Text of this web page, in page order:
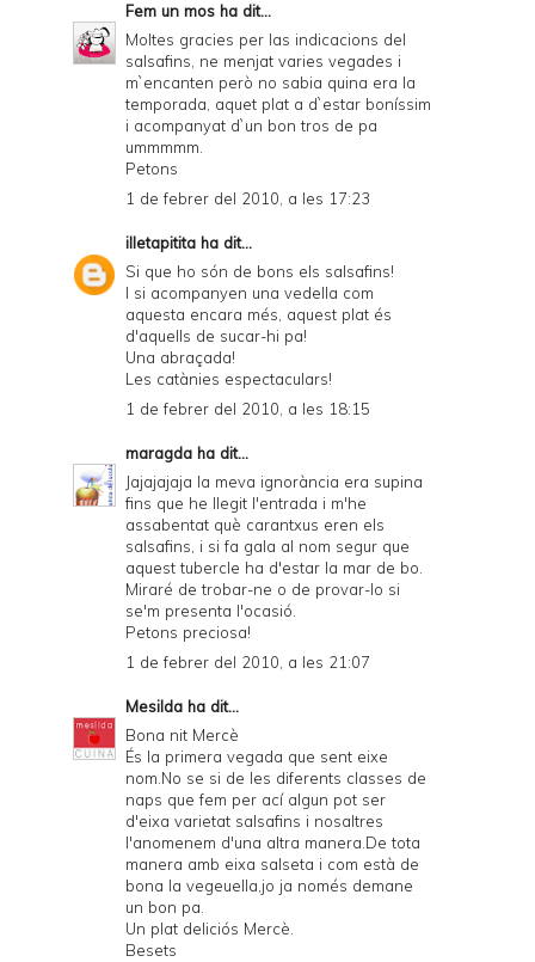
Fem un mos ha dit...
Moltes gracies per las indicacions del
salsafins, ne menjat varies vegades i
m`encanten però no sabia quina era la
temporada, aquet plat a d`estar boníssim
i acompanyat d`un bon tros de pa
ummmmm.
Petons
1 de febrer del 2010, a les 17:23
illetapitita ha dit...
Si que ho són de bons els salsafins!
I si acompanyen una vedella com
aquesta encara més, aquest plat és
d'aquells de sucar-hi pa!
Una abraçada!
Les catànies espectaculars!
1 de febrer del 2010, a les 18:15
maragda ha dit...
Jajajajaja la meva ignorància era supina
fins que he llegit l'entrada i m'he
assabentat què carantxus eren els
salsafins, i si fa gala al nom segur que
aquest tubercle ha d'estar la mar de bo.
Miraré de trobar-ne o de provar-lo si
se'm presenta l'ocasió.
Petons preciosa!
1 de febrer del 2010, a les 21:07
Mesilda ha dit...
Bona nit Mercè
És la primera vegada que sent eixe
nom.No se si de les diferents classes de
naps que fem per ací algun pot ser
d'eixa varietat salsafins i nosaltres
l'anomenem d'una altra manera.De tota
manera amb eixa salseta i com està de
bona la vegeuella,jo ja només demane
un bon pa.
Un plat deliciós Mercè.
Besets